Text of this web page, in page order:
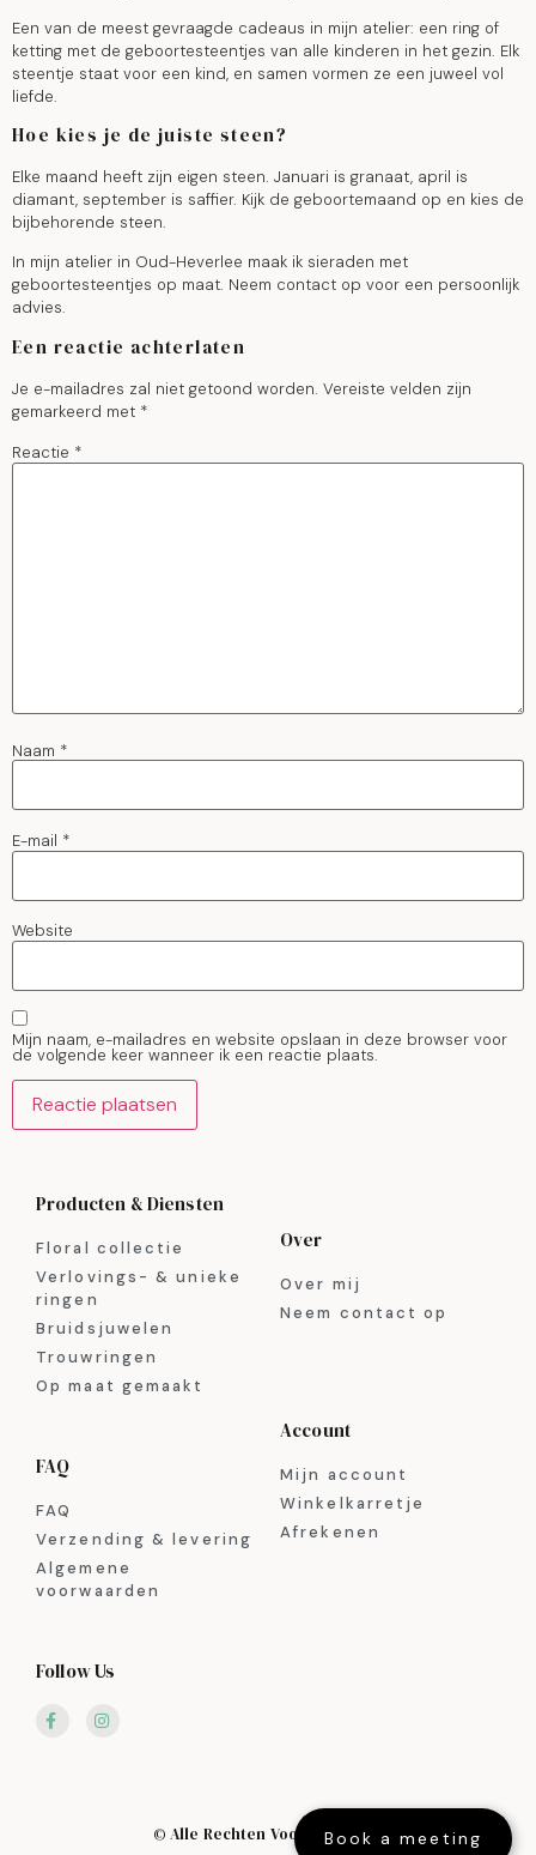
Book a meeting
Een van de meest gevraagde cadeaus in mijn atelier: een ring of
ketting met de geboortesteentjes van alle kinderen in het gezin. Elk
steentje staat voor een kind, en samen vormen ze een juweel vol
liefde.
Hoe kies je de juiste steen?
Elke maand heeft zijn eigen steen. Januari is granaat, april is
diamant, september is saffier. Kijk de geboortemaand op en kies de
bijbehorende steen.
In mijn atelier in Oud-Heverlee maak ik sieraden met
geboortesteentjes op maat. Neem contact op voor een persoonlijk
advies.
Een reactie achterlaten
Je e-mailadres zal niet getoond worden. Vereiste velden zijn
gemarkeerd met *
Reactie *
Naam *
E-mail *
Website
Mijn naam, e-mailadres en website opslaan in deze browser voor
de volgende keer wanneer ik een reactie plaats.
Producten & Diensten
Floral collectie
Verlovings- & unieke
ringen
Bruidsjuwelen
Trouwringen
Op maat gemaakt
Over
Over mij
Neem contact op
FAQ
FAQ
Verzending & levering
Algemene
voorwaarden
Account
Mijn account
Winkelkarretje
Afrekenen
Follow Us
© Alle Rechten Voorbehouden